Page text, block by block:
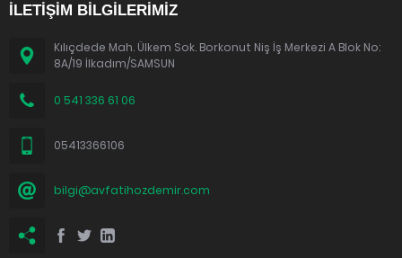
İLETİŞİM BİLGİLERİMİZ
Kılıçdede Mah. Ülkem Sok. Borkonut Niş İş Merkezi A Blok No:
8A/19 İlkadım/SAMSUN
0 541 336 61 06
05413366106
bilgi@avfatihozdemir.com